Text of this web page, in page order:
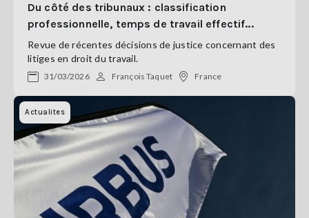
Du côté des tribunaux : classification
professionnelle, temps de travail effectif...
Revue de récentes décisions de justice concernant des
litiges en droit du travail.
31/03/2026 François Taquet France
Actualites